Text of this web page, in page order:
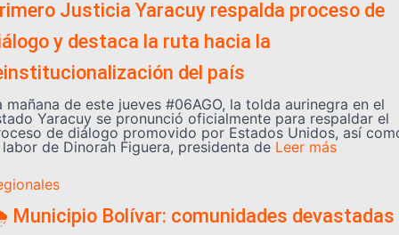
Justicia Yaracuy respalda proceso de
y destaca la ruta hacia la
del país
mañana de este jueves #06AGO, la tolda aurinegra en el
Yaracuy se pronunció oficialmente para respaldar el
de diálogo promovido por Estados Unidos, así
de Dinorah Figuera, presidenta de Leer más
Bolívar: comunidades devastadas